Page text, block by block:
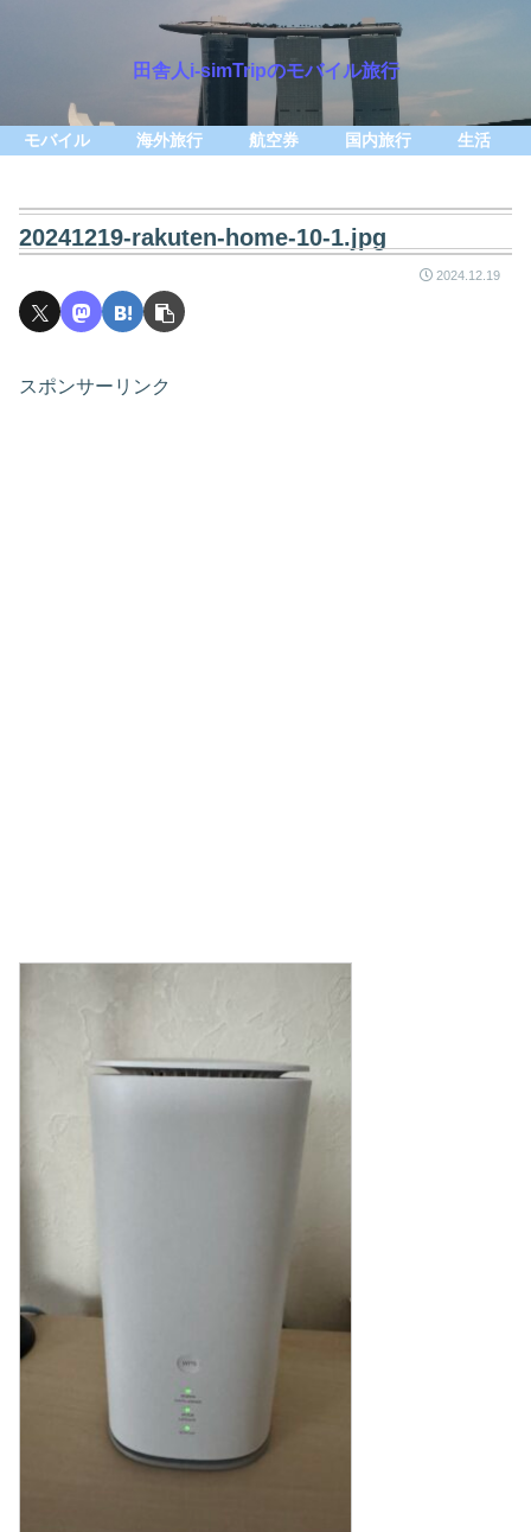
田舎人i-simTripのモバイル旅行
モバイル 海外旅行 航空券 国内旅行 生活
20241219-rakuten-home-10-1.jpg
2024.12.19
スポンサーリンク